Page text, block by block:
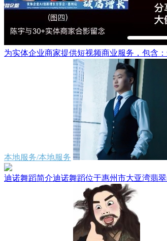
为实体企业商家提供短视频商业服务，包含
本地服务/本地服务
迪诺舞蹈简介迪诺舞蹈位于惠州市大亚湾翡翠